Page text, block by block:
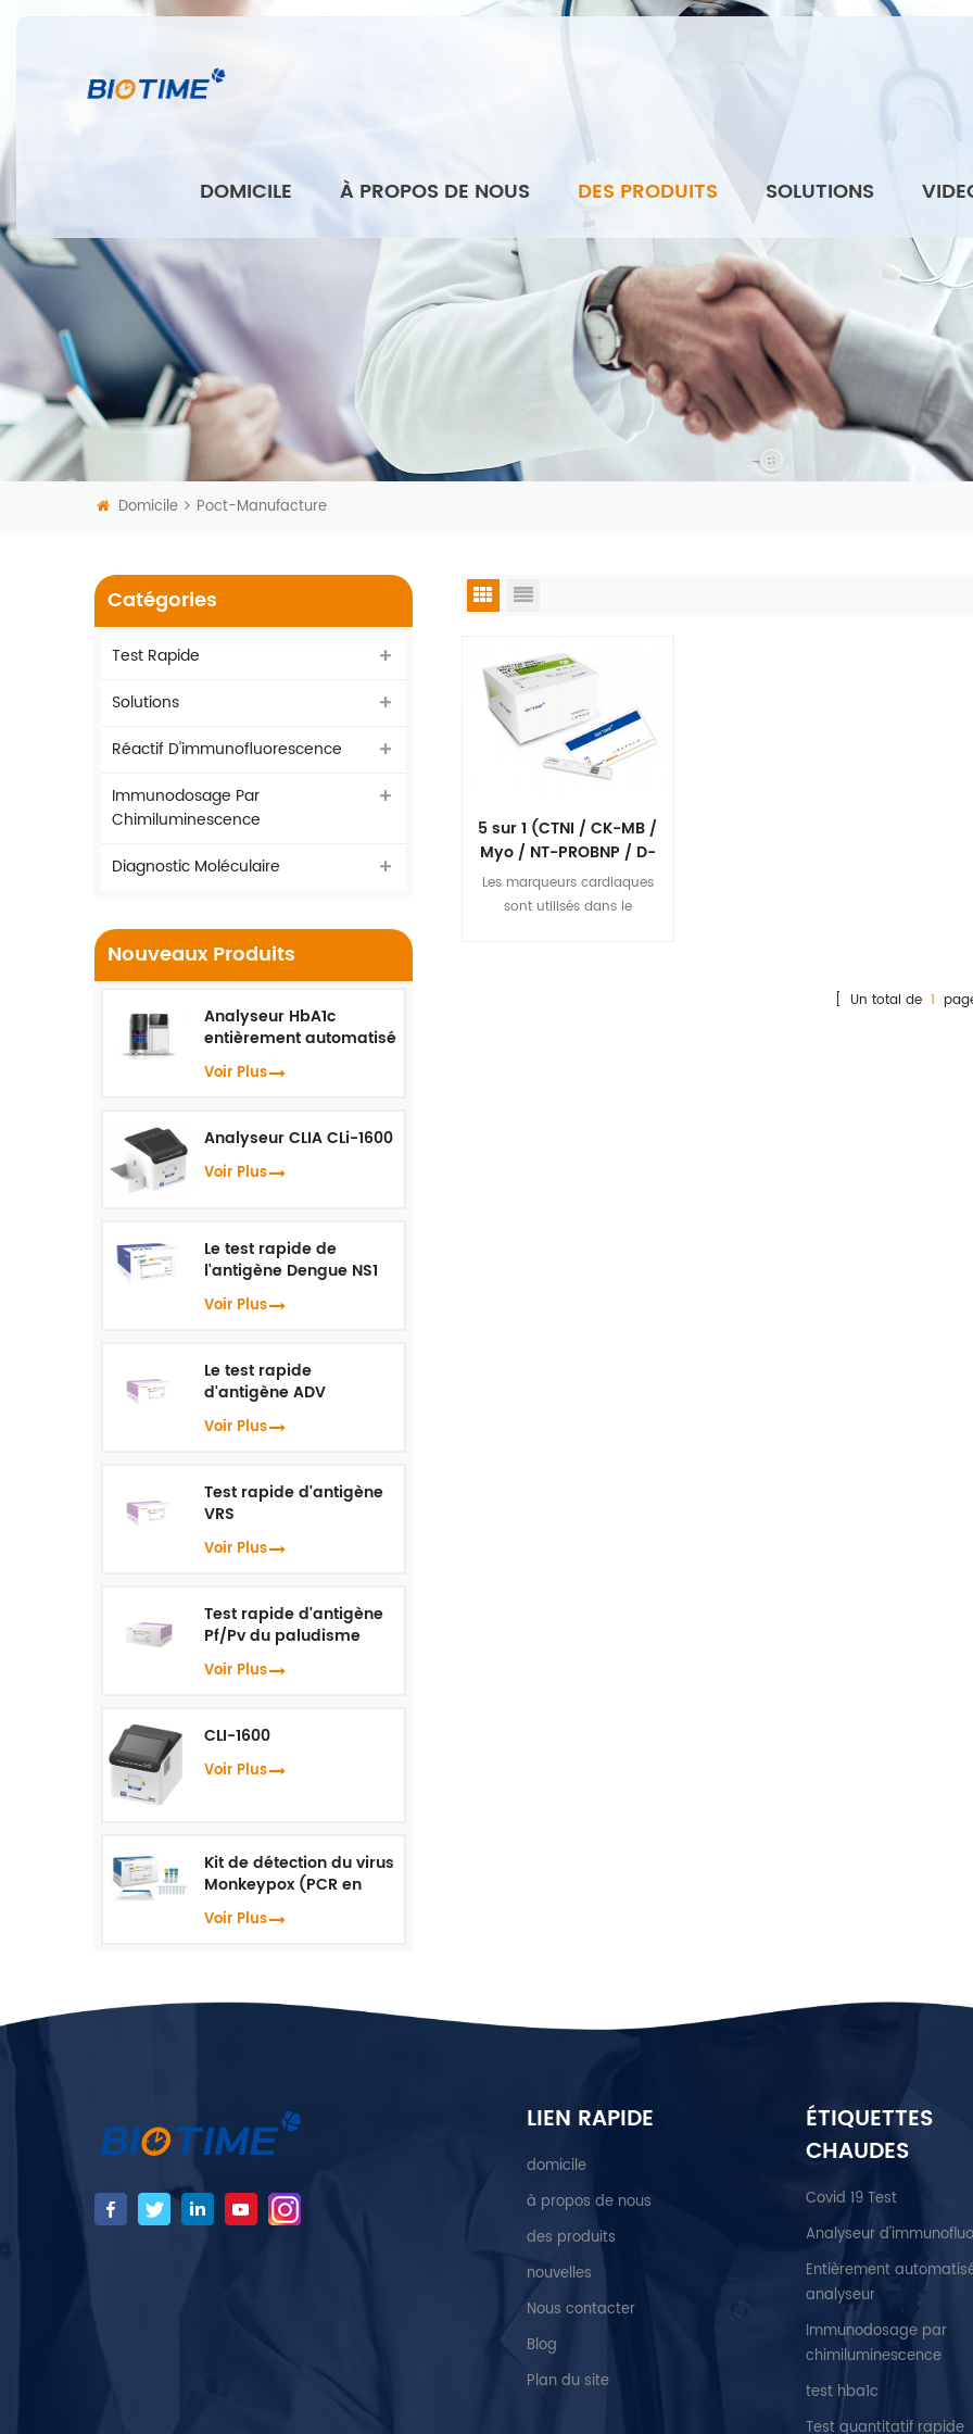
DOMICILE À PROPOS DE NOUS DES PRODUITS SOLUTIONS
Domicile Poct-Manufacture
5 sur 1 (CTNI / CK-MB /
Myo / NT-PROBNP / D-
dimère) Test quantitatif
rapide
Les marqueurs cardiaques
sont utilisés dans le
[ Un total de1
Catégories
Test Rapide
Solutions
Réactif D'immunofluorescence
Immunodosage Par
Chimiluminescence
Diagnostic Moléculaire
Nouveaux Produits
Analyseur HbA1c
entièrement automatisé
HLC-100
Voir Plus
Analyseur CLIA CLi-1600
Voir Plus
Le test rapide de
l'antigène Dengue NS1
Voir Plus
Le test rapide
d'antigène ADV
Voir Plus
Test rapide d'antigène
VRS
Voir Plus
Test rapide d'antigène
Pf/Pv du paludisme
Voir Plus
CLI-1600
Voir Plus
Kit de détection du virus
Monkeypox (PCR en
temps réel)
Voir Plus
LIEN RAPIDE
domicile
à propos de nous
des produits
nouvelles
Nous contacter
Blog
Plan du site
ÉTIQUETTES
CHAUDES
Covid 19 Test
Analyseur
Entièrement
analyseur
Immunodosage par
chimiluminescence
test hba1c
Test quantitatif rapide